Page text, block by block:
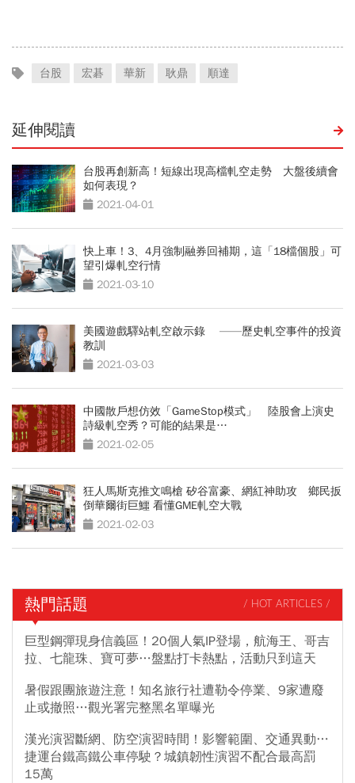
台股 宏碁 華新 耿鼎 順達
延伸閱讀
台股再創新高！短線出現高檔軋空走勢 大盤後續會
如何表現？
2021-04-01
快上車！3、4月強制融券回補期，這「18檔個股」可
望引爆軋空行情
2021-03-10
美國遊戲驛站軋空啟示錄 ——歷史軋空事件的投資
教訓
2021-03-03
中國散戶想仿效「GameStop模式」 陸股會上演史
詩級軋空秀？可能的結果是…
2021-02-05
狂人馬斯克推文鳴槍 矽谷富豪、網紅神助攻 鄉民扳
倒華爾街巨鱷 看懂GME軋空大戰
2021-02-03
熱門話題 / HOT ARTICLES /
巨型鋼彈現身信義區！20個人氣IP登場，航海王、哥吉
拉、七龍珠、寶可夢…盤點打卡熱點，活動只到這天
暑假跟團旅遊注意！知名旅行社遭勒令停業、9家遭廢
止或撤照…觀光署完整黑名單曝光
漢光演習斷網、防空演習時間！影響範圍、交通異動…
捷運台鐵高鐵公車停駛？城鎮韌性演習不配合最高罰
15萬